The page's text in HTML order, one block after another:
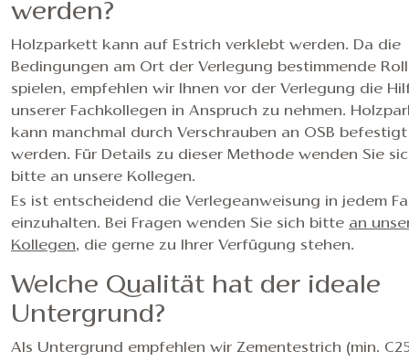
werden?
Holzparkett kann auf Estrich verklebt werden. Da die
Bedingungen am Ort der Verlegung bestimmende
spielen, empfehlen wir Ihnen vor der Verlegung die
unserer Fachkollegen in Anspruch zu nehmen.
kann manchmal durch Verschrauben an OSB befestigt
werden. Für Details zu dieser Methode wenden Sie
bitte an unsere Kollegen.
Es ist entscheidend die Verlegeanweisung in jedem
einzuhalten. Bei Fragen wenden Sie sich bitte an
Kollegen, die gerne zu Ihrer Verfügung stehen.
Welche Qualität hat der ideale
Untergrund?
Als Untergrund empfehlen wir Zementestrich (min.